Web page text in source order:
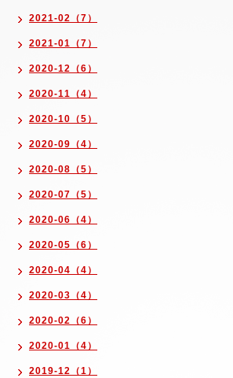
2021-02（7）
2021-01（7）
2020-12（6）
2020-11（4）
2020-10（5）
2020-09（4）
2020-08（5）
2020-07（5）
2020-06（4）
2020-05（6）
2020-04（4）
2020-03（4）
2020-02（6）
2020-01（4）
2019-12（1）